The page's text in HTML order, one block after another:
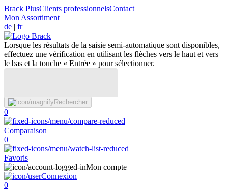
Brack PlusClients professionnelsContact
Mon Assortiment
de | fr
Lorsque les résultats de la saisie semi-automatique sont disponibles,
effectuez une vérification en utilisant les flèches vers le haut et vers
le bas et la touche « Entrée » pour sélectionner.
Rechercher
0
Comparaison
0
Favoris
Mon compte
Connexion
0